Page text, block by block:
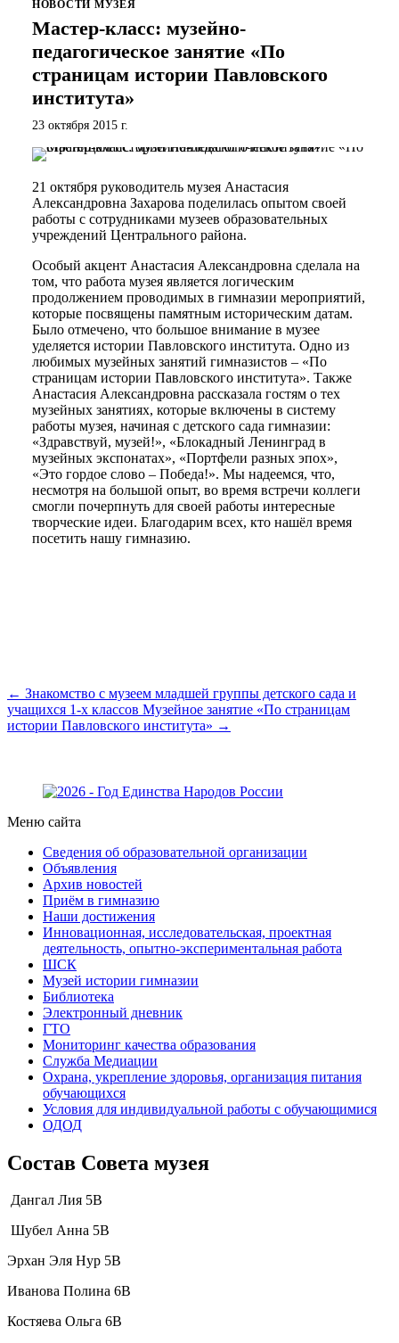
НОВОСТИ МУЗЕЯ
Мастер-класс: музейно-
педагогическое занятие «По
страницам истории Павловского
института»
23 октября 2015 г.
21 октября руководитель музея Анастасия
Александровна Захарова поделилась опытом своей
работы с сотрудниками музеев образовательных
учреждений Центрального района.
Особый акцент Анастасия Александровна сделала на
том, что работа музея является логическим
продолжением проводимых в гимназии мероприятий,
которые посвящены памятным историческим датам.
Было отмечено, что большое внимание в музее
уделяется истории Павловского института. Одно из
любимых музейных занятий гимназистов – «По
страницам истории Павловского института». Также
Анастасия Александровна рассказала гостям о тех
музейных занятиях, которые включены в систему
работы музея, начиная с детского сада гимназии:
«Здравствуй, музей!», «Блокадный Ленинград в
музейных экспонатах», «Портфели разных эпох»,
«Это гордое слово – Победа!». Мы надеемся, что,
несмотря на большой опыт, во время встречи коллеги
смогли почерпнуть для своей работы интересные
творческие идеи. Благодарим всех, кто нашёл время
посетить нашу гимназию.
← Знакомство с музеем младшей группы детского сада и
учащихся 1-х классов Музейное занятие «По страницам
истории Павловского института» →
Меню сайта
Сведения об образовательной организации
Объявления
Архив новостей
Приём в гимназию
Наши достижения
Инновационная, исследовательская, проектная
деятельность, опытно-экспериментальная работа
ШСК
Музей истории гимназии
Библиотека
Электронный дневник
ГТО
Мониторинг качества образования
Служба Медиации
Охрана, укрепление здоровья, организация питания
обучающихся
Условия для индивидуальной работы с обучающимися
ОДОД
Состав Совета музея
Дангал Лия 5В
Шубел Анна 5В
Эрхан Эля Нур 5В
Иванова Полина 6В
Костяева Ольга 6В